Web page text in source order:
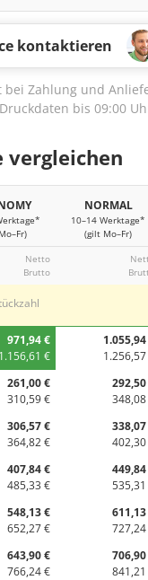
kontaktieren
Zahlung und
Druckdaten bis 09:00
vergleichen
NORMAL
10–14 Werktage*
(gilt Mo–Fr)
Netto
Brutto
971,94 €
1.156,61 €
261,00 €
310,59 €
306,57 €
364,82 €
407,84 €
485,33 €
548,13 €
652,27 €
643,90 €
766,24 €